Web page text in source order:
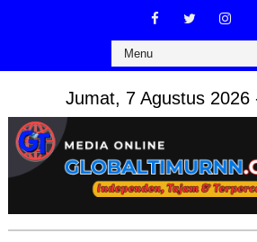
Jumat, 7 Agustus 2026